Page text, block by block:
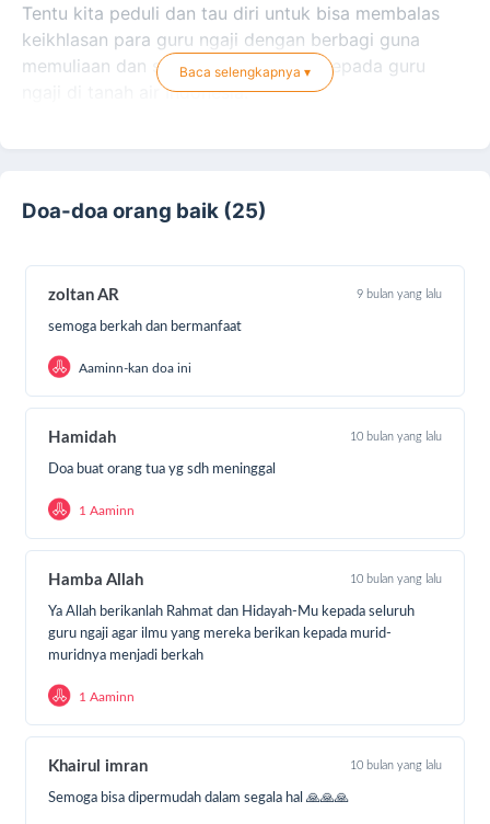
Tentu kita peduli dan tau diri untuk bisa membalas
keikhlasan para guru ngaji dengan berbagi guna
memuliaan dan sebagi bentuk bakti kepada guru
ngaji di tanah air Indonesia.
Melalui program ini, Laju Peduli mengajak Sahabat
semua untuk berpartisipasi guna memberikan insentif,
kesejahteraan para guru ngaji. Sehingga para guru
ngaji dapat mendidik generasi penerus tanpa merasa
khawatir dengan bayang-bayang kesulitan ekonomi.
Untuk meneruskan kebaikan ini, Laju Peduli tidak bisa
bergerak sendiri. Kami membutuhkan bantuan
Sahabat agar para Guru Ngaji Pengajar Tangguh ini
menjadi lebih sejahtera dan maksimal dalam
Bagi sahabat yang siap ikut serta berbuat kebaikan,
Klik Tombol“DONASI SEKARANG”
Tentukan jumlah donasi Anda
Transfer ke Rekening Yang Tertera
Share dan ajak kawan lainnya untuk berdonasi.
kebaikan ini kepada keluarga, teman, sahabat, dan
Baca selengkapnya ▾
Doa-doa orang baik (25)
zoltan AR 9 bulan yang lalu
semoga berkah dan bermanfaat
Aaminn-kan doa ini
Hamidah 10 bulan yang lalu
Doa buat orang tua yg sdh meninggal
1 Aaminn
Hamba Allah 10 bulan yang lalu
Ya Allah berikanlah Rahmat dan Hidayah-Mu kepada seluruh
guru ngaji agar ilmu yang mereka berikan kepada murid-
muridnya menjadi berkah
1 Aaminn
Khairul imran 10 bulan yang lalu
Semoga bisa dipermudah dalam segala hal 🙏🙏🙏